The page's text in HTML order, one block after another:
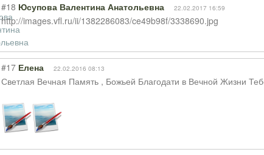
#18 Юсупова Валентина Анатольевна 22.02.2017 16:59
http://images.vfl.ru/ii/1382286083/ce49b98f/3338690.jpg
#17 Елена 22.02.2016 08:13
Светлая Вечная Память , Божьей Благодати в Вечной Жизни